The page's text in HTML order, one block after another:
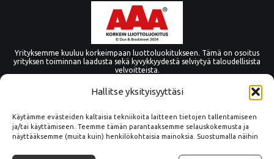
Hallitse yksityisyyttäsi
Käytämme evästeiden kaltaisia tekniikoita laitteen tietojen tallentamiseen
ja/tai käyttämiseen. Teemme tämän parantaaksemme selauskokemusta ja
näyttääksemme (muita kuin) henkilökohtaisia mainoksia. Suostumalla näihin
selauskäyttäytymistä tai yksilöllisiä tunnuksia. Suostumuksen epääminen tai
Yrityksemme kuuluu korkeimpaan luottoluokitukseen. Tämä on osoitus
yrityksen toiminnan laadusta sekä kyvykkyydestä selviytyä taloudellisista
velvoitteista.